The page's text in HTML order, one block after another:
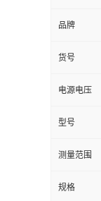
品牌
货号
电源电压
型号
测量范围
规格